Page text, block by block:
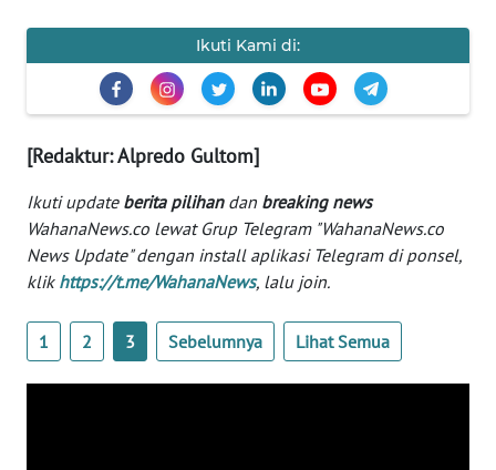
Ikuti Kami di:
[Redaktur: Alpredo Gultom]
Ikuti update berita pilihandan breaking news
WahanaNews.co lewat Grup Telegram "WahanaNews.co
News Update" dengan install aplikasi Telegram di ponsel,
klik https://t.me/WahanaNews, lalu join.
1 2 3 Sebelumnya Lihat Semua
EDITORIAL
Informasi
INDEKS
BERITA
KONTAK